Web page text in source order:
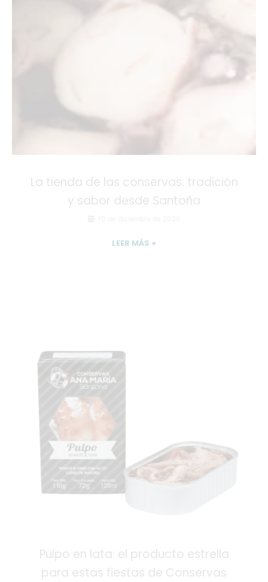
La tienda de las conservas: tradición
y sabor desde Santoña
LEER MÁS +
Pulpo en lata: el producto estrella
para estas fiestas de Conservas